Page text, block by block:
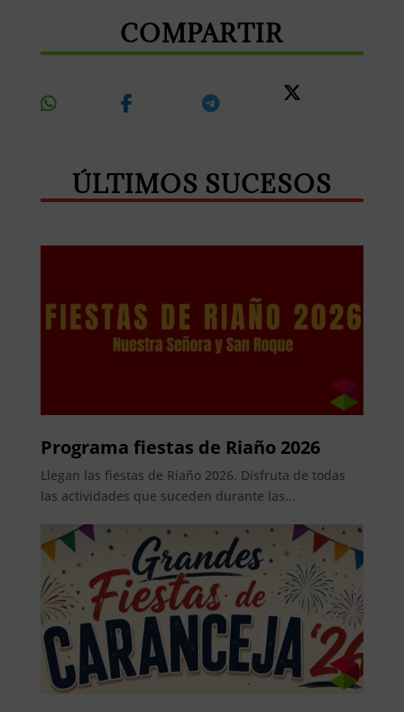
COMPARTIR
ÚLTIMOS SUCESOS
Programa fiestas de Riaño 2026
Llegan las fiestas de Riaño 2026. Disfruta de todas
las actividades que suceden durante las...